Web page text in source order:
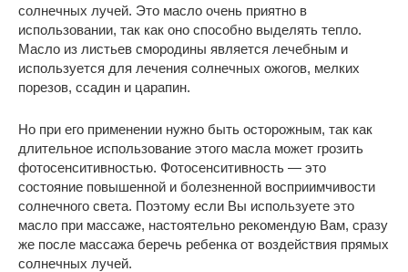
солнечных лучей. Это масло очень приятно в
использовании, так как оно способно выделять тепло.
Масло из листьев смородины является лечебным и
используется для лечения солнечных ожогов, мелких
порезов, ссадин и царапин.
Но при его применении нужно быть осторожным, так как
длительное использование этого масла может грозить
фотосенситивностью. Фотосенситивность — это
состояние повышенной и болезненной восприимчивости
солнечного света. Поэтому если Вы используете это
масло при массаже, настоятельно рекомендую Вам, сразу
же после массажа беречь ребенка от воздействия прямых
солнечных лучей.